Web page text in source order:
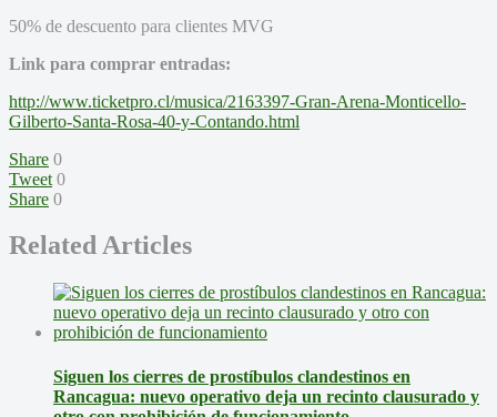
50% de descuento para clientes MVG
Link para comprar entradas:
http://www.ticketpro.cl/musica/2163397-Gran-Arena-Monticello-
Gilberto-Santa-Rosa-40-y-Contando.html
Share 0
Tweet 0
Share 0
Related Articles
Siguen los cierres de prostíbulos clandestinos en
Rancagua: nuevo operativo deja un recinto clausurado y